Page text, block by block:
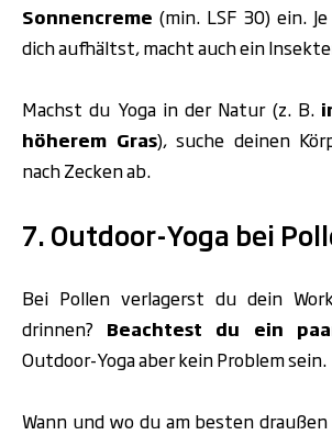
Sonnencreme (min. LSF 30) ein.
dich aufhältst, macht auch ein
Machst du Yoga in der Natur (z. B.
höherem Gras), suche deinen
nach Zecken ab.
7. Outdoor-Yoga bei
Bei Pollen verlagerst du dein
drinnen? Beachtest du ein
Outdoor-Yoga aber kein Problem sein.
Wann und wo du am besten